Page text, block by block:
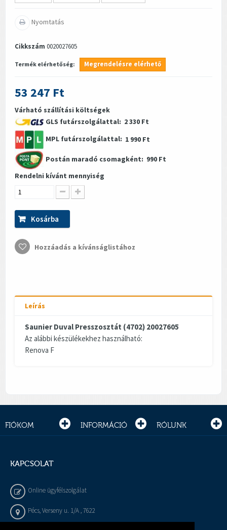
Nyomtatás
Cikkszám 0020027605
Termék elérhetőség: Megrendelésre elérhető
53 247 Ft
Várható szállítási költségek
GLS futárszolgálattal: 2 330 Ft
MPL futárszolgálattal: 1 990 Ft
Postán maradó csomagként: 990 Ft
Rendelni kívánt mennyiség
Kosárba
Hozzáadás a kívánságlistához
Leírás
Saunier Duval Presszosztát (4702) 20027605
Az alábbi készülékekhez használható:
Renova F
FIÓKOM INFORMÁCIÓ RÓLUNK
KAPCSOLAT
Online ügyfélszolgálat
Pécs, Verseny u. 1/A , 7622